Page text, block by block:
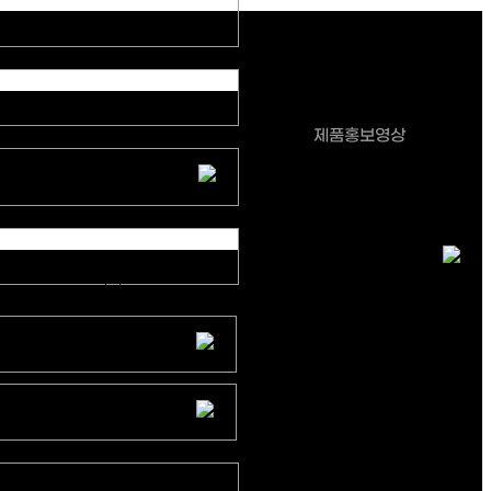
제품홍보영상